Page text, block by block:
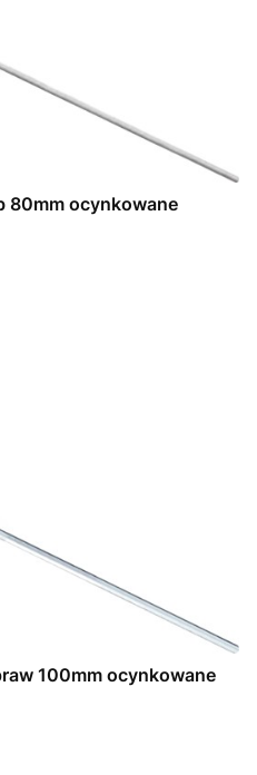
80mm ocynkowane
100mm ocynkowane